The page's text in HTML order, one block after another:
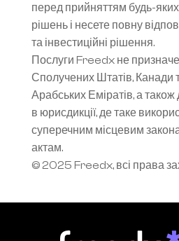
перед прийняттям будь-яких
рішень і несете повну
та інвестиційні рішення.
Послуги Freedx не
Сполучених Штатів, Канади
Арабських Еміратів, а також
в юрисдикції, де таке
суперечним місцевим
актам.
© 2025 Freedx, всі права